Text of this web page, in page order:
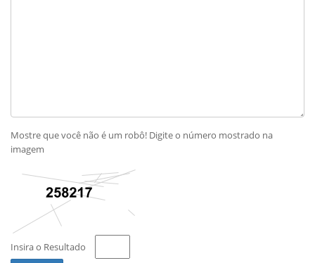
Mostre que você não é um robô! Digite o número mostrado na
imagem
Insira o Resultado